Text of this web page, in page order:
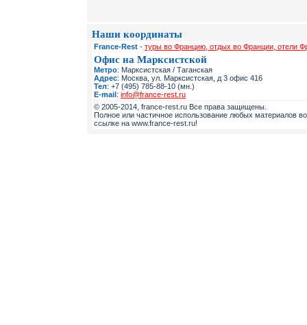
Наши координаты
France-Rest - туры во Францию, отдых во Франции, отели
Офис на Марксистской
Метро: Марксистская / Таганская
Адрес: Москва, ул. Марксистская, д 3 офис 416
Тел: +7 (495) 785-88-10 (мн.)
E-mail: info@france-rest.ru
© 2005-2014, france-rest.ru Все права защищены.
Полное или частичное использование любых материалов
ссылке на www.france-rest.ru!